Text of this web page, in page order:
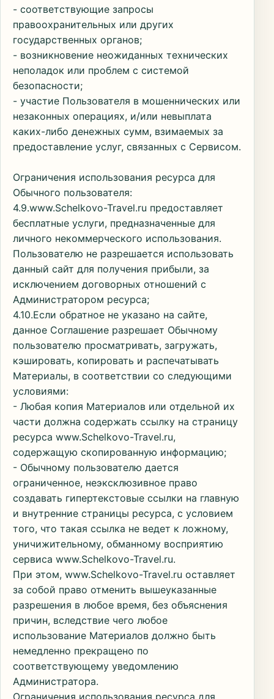
- соответствующие запросы
правоохранительных или других
государственных органов;
- возникновение неожиданных технических
неполадок или проблем с системой
безопасности;
- участие Пользователя в мошеннических или
незаконных операциях, и/или невыплата
каких-либо денежных сумм, взимаемых за
предоставление услуг, связанных с Сервисом.
Ограничения использования ресурса для
Обычного пользователя:
4.9.www.Schelkovo-Travel.ru предоставляет
бесплатные услуги, предназначенные для
личного некоммерческого использования.
Пользователю не разрешается использовать
данный сайт для получения прибыли, за
исключением договорных отношений с
Администратором ресурса;
4.10.Если обратное не указано на сайте,
данное Соглашение разрешает Обычному
пользователю просматривать, загружать,
кэшировать, копировать и распечатывать
Материалы, в соответствии со следующими
условиями:
- Любая копия Материалов или отдельной их
части должна содержать ссылку на страницу
ресурса www.Schelkovo-Travel.ru,
содержащую скопированную информацию;
- Обычному пользователю дается
ограниченное, неэксклюзивное право
создавать гипертекстовые ссылки на главную
и внутренние страницы ресурса, с условием
того, что такая ссылка не ведет к ложному,
уничижительному, обманному восприятию
сервиса www.Schelkovo-Travel.ru.
При этом, www.Schelkovo-Travel.ru оставляет
за собой право отменить вышеуказанные
разрешения в любое время, без объяснения
причин, вследствие чего любое
использование Материалов должно быть
немедленно прекращено по
соответствующему уведомлению
Администратора.